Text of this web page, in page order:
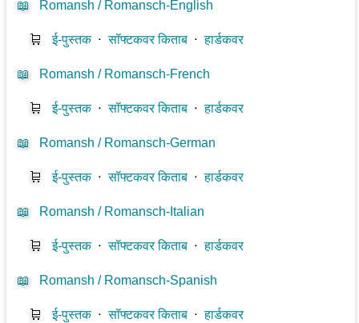
📖 Romansh / Romansch-English
🛒 ई-पुस्तक⋅सॉफ्टकवर किताब ⋅हार्डकवर
📖 Romansh / Romansch-French
🛒 ई-पुस्तक⋅सॉफ्टकवर किताब ⋅हार्डकवर
📖 Romansh / Romansch-German
🛒 ई-पुस्तक⋅सॉफ्टकवर किताब ⋅हार्डकवर
📖 Romansh / Romansch-Italian
🛒 ई-पुस्तक⋅सॉफ्टकवर किताब ⋅हार्डकवर
📖 Romansh / Romansch-Spanish
🛒 ई-पुस्तक⋅सॉफ्टकवर किताब ⋅हार्डकवर